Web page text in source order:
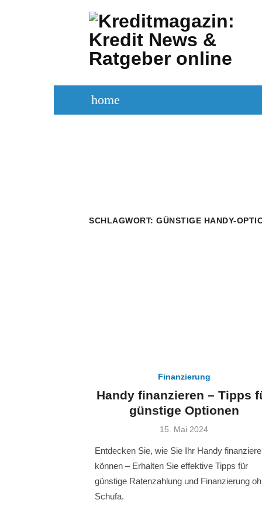
home
SCHLAGWORT: GÜNSTIGE HANDY-
Finanzierung
Handy finanzieren – Tipps
günstige Optionen
Veröffentlicht
15. Mai 2024
Entdecken Sie, wie Sie Ihr Handy
können – Erhalten Sie effektive Tipps für
günstige Ratenzahlung und Finanzierung
Schufa.